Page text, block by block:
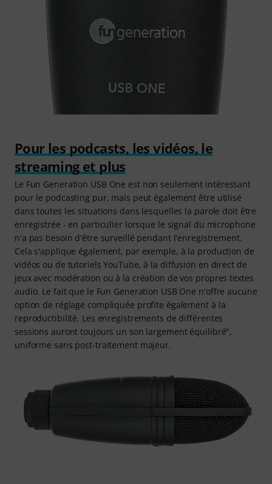
Pour les podcasts, les vidéos, le
streaming et plus
Le Fun Generation USB One est non seulement intéressant
pour le podcasting pur, mais peut également être utilisé
dans toutes les situations dans lesquelles la parole doit être
enregistrée - en particulier lorsque le signal du microphone
n'a pas besoin d'être surveillé pendant l'enregistrement.
Cela s'applique également, par exemple, à la production de
vidéos ou de tutoriels YouTube, à la diffusion en direct de
jeux avec modération ou à la création de vos propres textes
audio. Le fait que le Fun Generation USB One n'offre aucune
option de réglage compliquée profite également à la
reproductibilité. Les enregistrements de différentes
sessions auront toujours un son largement équilibré",
uniforme sans post-traitement majeur.